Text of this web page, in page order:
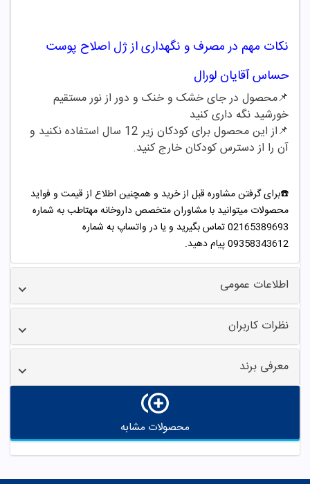
نکات مهم در مصرف و نگهداری ازژل اصلاح پوست
حساس آقایان لورال
📌محصول در جای خشک و خنک و دور از نور مستقیم
خورشید نگه داری کنید
📌از این محصول برای کودکان زیر 12 سال استفاده نکنید و
آن را از دسترس کودکان خارج کنید.
☎️برای گرفتن مشاوره قبل از خرید و همچنین اطلاع از قیمت و فواید
محصولات میتوانید با مشاوران متخصص داروخانه مهتاطب به شماره
02165389693 تماس بگیرید و یا در واتساپ به شماره
09358343612 پیام دهید.
اطلاعات عمومی
نظرات کاربران
معرفی برند
محصولات مشابه